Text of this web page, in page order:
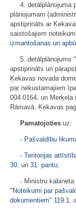
4. detālplānojuma
plānojumam
apstiprināts ar
saistošajiem
izmantošanas un
5. detālplānojums
apstiprināts un
Ķekavas novada
par nekustamajiem
004 0164, un Merķeļa
Rāmavā, Ķekavas
Pamatojoties uz:
- Pašvaldību
- Teritorijas
30. un 31. pantu;
- Ministru kabineta
" Noteikumi par
dokumentiem" 119.1.